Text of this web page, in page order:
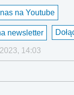
na Youtube
newsletter
14:03